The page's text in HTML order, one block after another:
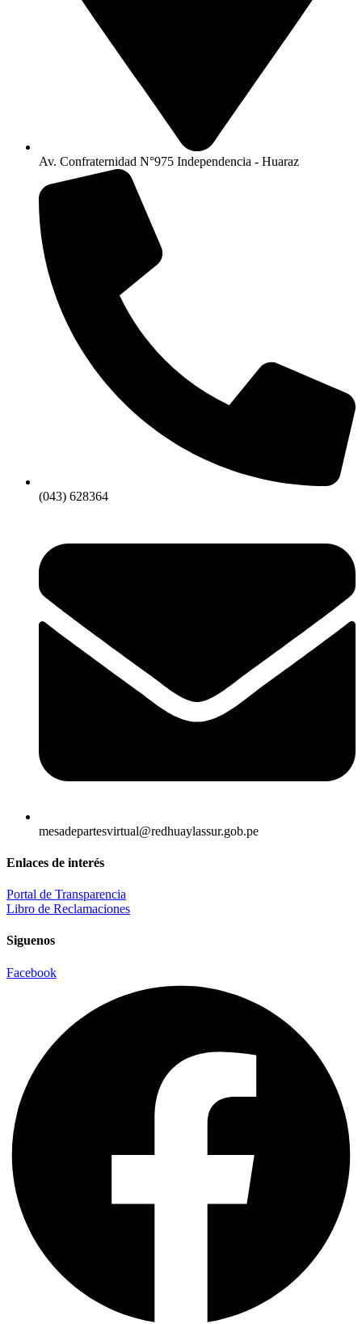
Av. Confraternidad N°975 Independencia - Huaraz
(043) 628364
mesadepartesvirtual@redhuaylassur.gob.pe
Enlaces de interés
Portal de Transparencia
Libro de Reclamaciones
Siguenos
Facebook